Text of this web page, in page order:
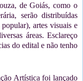
de Goiás, como o
serão distribuídas
artes visuais e
áreas. Esclareço
do edital e não tenho
Artística foi lançado